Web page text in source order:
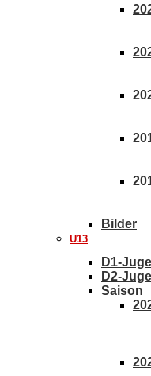
Bilder
U13
D1-
D2-
Saison